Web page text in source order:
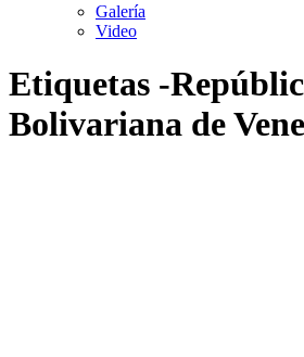
Galería
Video
Etiquetas -
Bolivariana de